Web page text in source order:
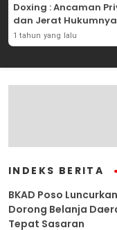
Doxing : Ancaman
dan Jerat Hukumnya
1 tahun yang lalu
INDEKS BERITA
BKAD Poso
Dorong Belanja
Tepat Sasaran